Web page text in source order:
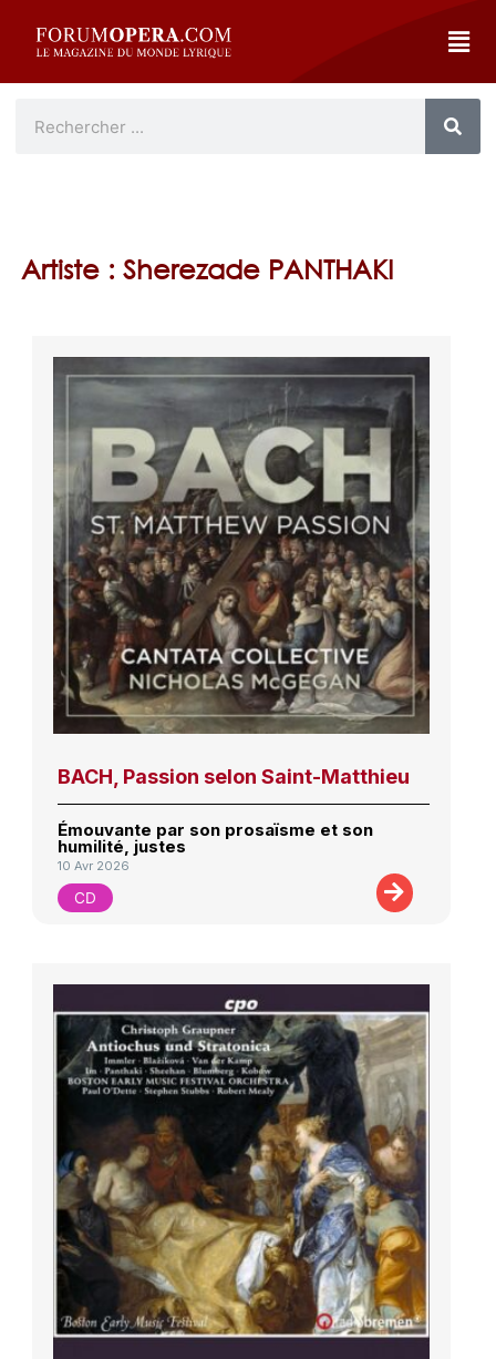
Artiste : Sherezade PANTHAKI
BACH, Passion selon Saint-Matthieu
Émouvante par son prosaïsme et son
humilité, justes
10 Avr 2026
CD